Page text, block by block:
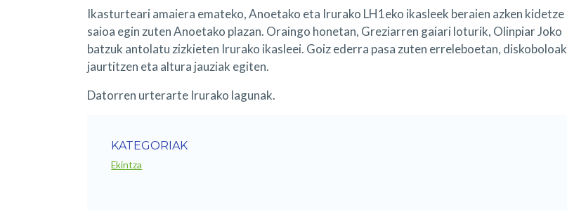
Ikasturteari amaiera emateko, Anoetako eta Irurako LH1eko ikasleek beraien azken kidetze
saioa egin zuten Anoetako plazan. Oraingo honetan, Greziarren gaiari loturik, Olinpiar Joko
batzuk antolatu zizkieten Irurako ikasleei. Goiz ederra pasa zuten erreleboetan, diskoboloak
jaurtitzen eta altura jauziak egiten.
Datorren urterarte Irurako lagunak.
KATEGORIAK
Ekintza